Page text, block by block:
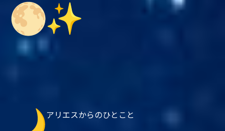
アリエスからのひとこと